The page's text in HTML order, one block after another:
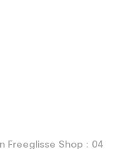
Freeglisse Shop : 04